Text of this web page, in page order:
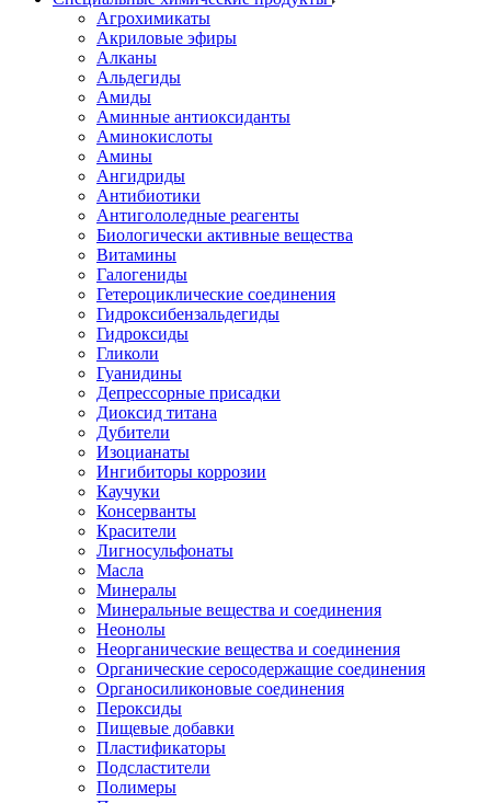
Агрохимикаты
Акриловые эфиры
Алканы
Альдегиды
Амиды
Аминные антиоксиданты
Аминокислоты
Амины
Ангидриды
Антибиотики
Антигололедные реагенты
Биологически активные вещества
Витамины
Галогениды
Гетероциклические соединения
Гидроксибензальдегиды
Гидроксиды
Гликоли
Гуанидины
Депрессорные присадки
Диоксид титана
Дубители
Изоцианаты
Ингибиторы коррозии
Каучуки
Консерванты
Красители
Лигносульфонаты
Масла
Минералы
Минеральные вещества и соединения
Неонолы
Неорганические вещества и соединения
Органические серосодержащие соединения
Органосиликоновые соединения
Пероксиды
Пищевые добавки
Пластификаторы
Подсластители
Полимеры